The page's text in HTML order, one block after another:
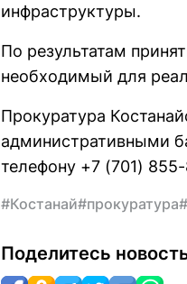
инфраструктуры.
По результатам
необходимый для
Прокуратура
административными
телефону +7 (701)
#Костанай#прокуратура
Поделитесь